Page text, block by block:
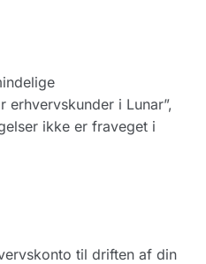
i Lunar”,
ikke er fraveget i
til driften af din